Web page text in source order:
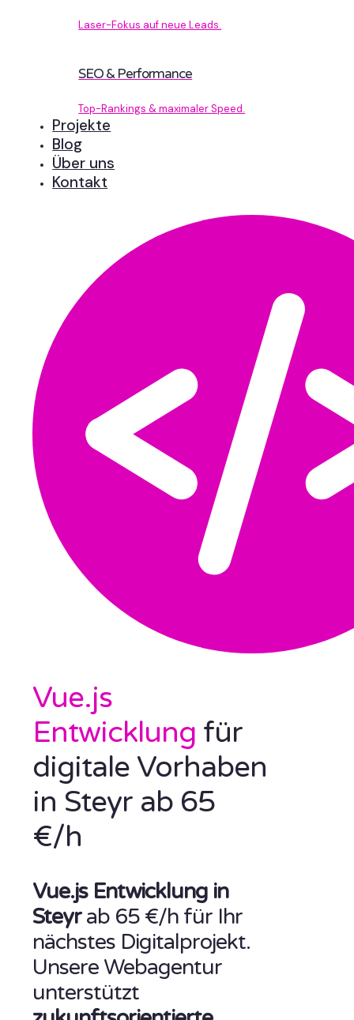
Laser-Fokus auf neue Leads.
SEO & Performance
Top-Rankings & maximaler Speed.
Projekte
Blog
Über uns
Kontakt
Vue.js
Entwicklung für
digitale Vorhaben
in Steyr ab 65
€/h
Vue.js Entwicklung in
Steyrab 65 €/h für Ihr
nächstes Digitalprojekt.
Unsere Webagentur
unterstützt